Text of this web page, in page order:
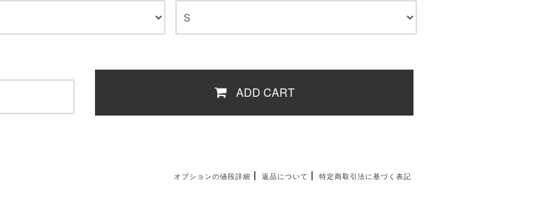
ADD CART
オプションの値段詳細 | 返品について | 特定商取引法に基づく表記